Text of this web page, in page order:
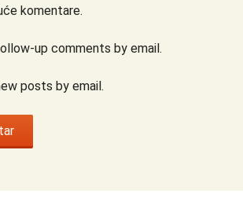
komentare.
up comments by email.
posts by email.